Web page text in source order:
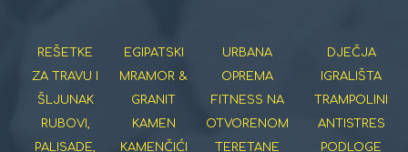
REŠETKE
ZA TRAVU I
ŠLJUNAK
RUBOVI,
PALISADE,
EGIPATSKI
MRAMOR &
GRANIT
KAMEN
KAMENČIĆI
URBANA
OPREMA
FITNESS NA
OTVORENOM
TERETANE
DJEČJA
IGRALIŠTA
TRAMPOLINI
ANTISTRES
PODLOGE